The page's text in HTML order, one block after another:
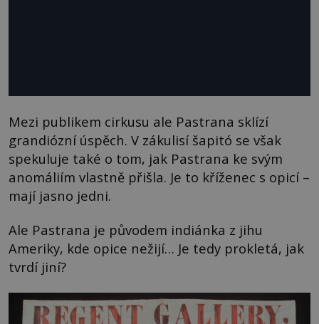
Mezi publikem cirkusu ale Pastrana sklízí
grandiózní úspěch. V zákulisí šapitó se však
spekuluje také o tom, jak Pastrana ke svým
anomáliím vlastně přišla. Je to kříženec s opicí –
mají jasno jedni.
Ale Pastrana je původem indiánka z jihu
Ameriky, kde opice nežijí… Je tedy prokletá, jak
tvrdí jiní?